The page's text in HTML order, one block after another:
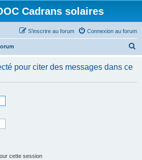
Cadrans solaires
Connexion au forum
S’inscrire au forum
h
pour citer des messages dans ce
cette session